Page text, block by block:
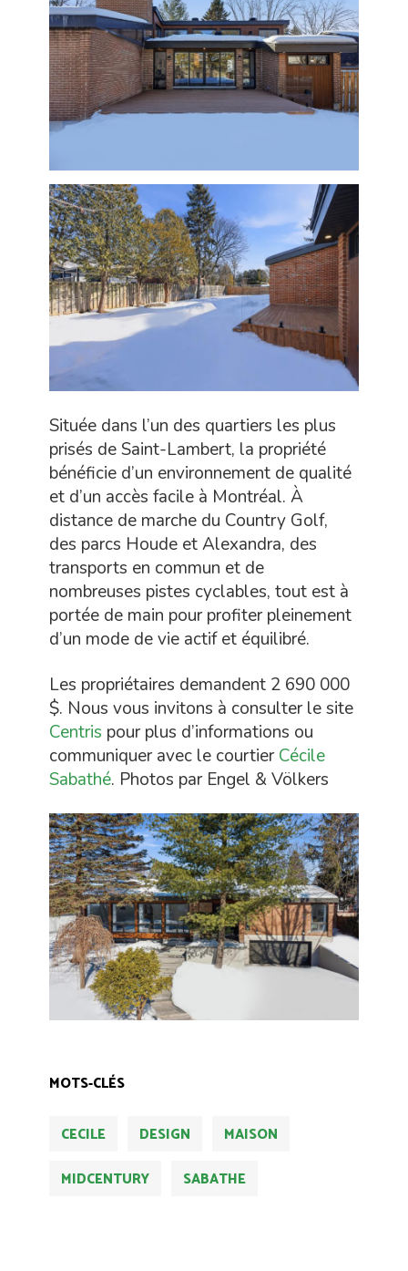
Située dans l’un des quartiers les plus
prisés de Saint-Lambert, la propriété
bénéficie d’un environnement de qualité
et d’un accès facile à Montréal. À
distance de marche du Country Golf,
des parcs Houde et Alexandra, des
transports en commun et de
nombreuses pistes cyclables, tout est à
portée de main pour profiter pleinement
d’un mode de vie actif et équilibré.
Les propriétaires demandent 2 690 000
$. Nous vous invitons à consulter le site
Centris pour plus d’informations ou
communiquer avec le courtierCécile
Sabathé. Photos par Engel & Völkers
MOTS-CLÉS
CECILE DESIGN
MAISON
MIDCENTURY
SABATHE